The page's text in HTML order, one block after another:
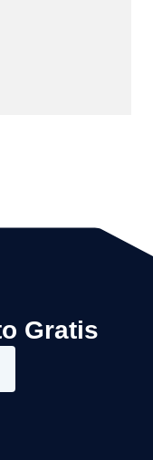
Gratis